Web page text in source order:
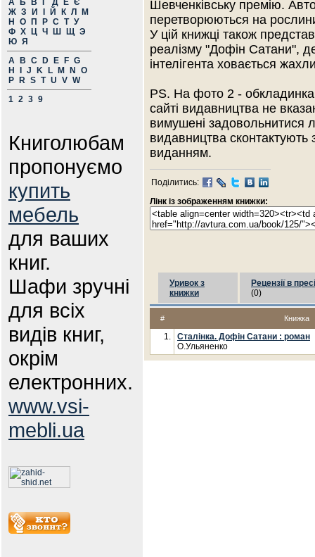
А Б В Г Д Е Є
Ж З И Й К Л
М
Н
О П Р С Т У
Ф Х Ц Ч Ш Щ Э
Ю Я
A
B C D E F G
H
J K L M N
O
P
R S T U V W
1 2 3 9
Книголюбам
пропонуємо
купить
мебель
для ваших
книг.
Шафи зручні
для всіх
видів книг,
окрім
електронних.
www.vsi-
mebli.ua
Шевченківську премію.
перетворюються на
У цій книжці також
реалізму "Дофін Сатани",
інтелігента ховається
PS. На фото 2 - обкладинка
сайті видавництва не
вимушені задовольнитися
видавництва
виданням.
Поділитись:
Лінк із зображенням книжки:
Уривок з
книжки
Рецензії в пресі
(0)
# Книжка
1.
Сталінка. Дофін Сатани : роман
О.Ульяненко